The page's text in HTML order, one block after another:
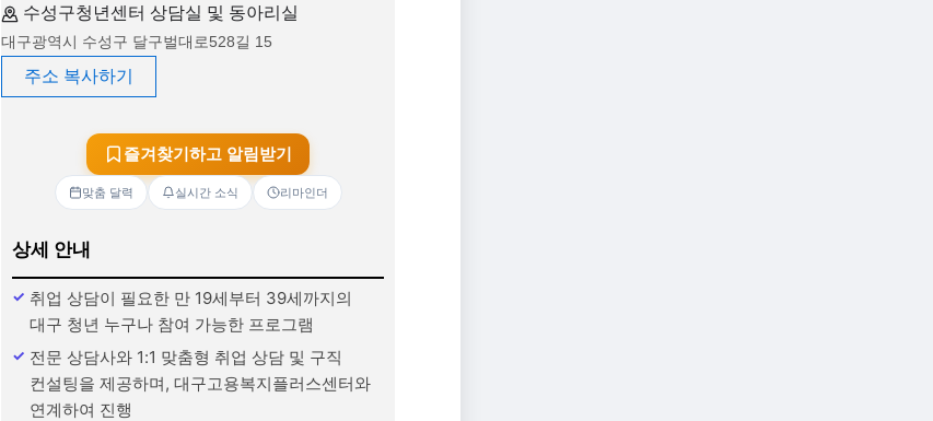
수성구청년센터 상담실 및 동아리실
대구광역시 수성구 달구벌대로528길 15
주소 복사하기
즐겨찾기하고 알림받기
맞춤 달력 실시간 소식 리마인더
상세 안내
취업 상담이 필요한 만 19세부터 39세까지의
대구 청년 누구나 참여 가능한 프로그램
전문 상담사와 1:1 맞춤형 취업 상담 및 구직
컨설팅을 제공하며, 대구고용복지플러스센터와
연계하여 진행